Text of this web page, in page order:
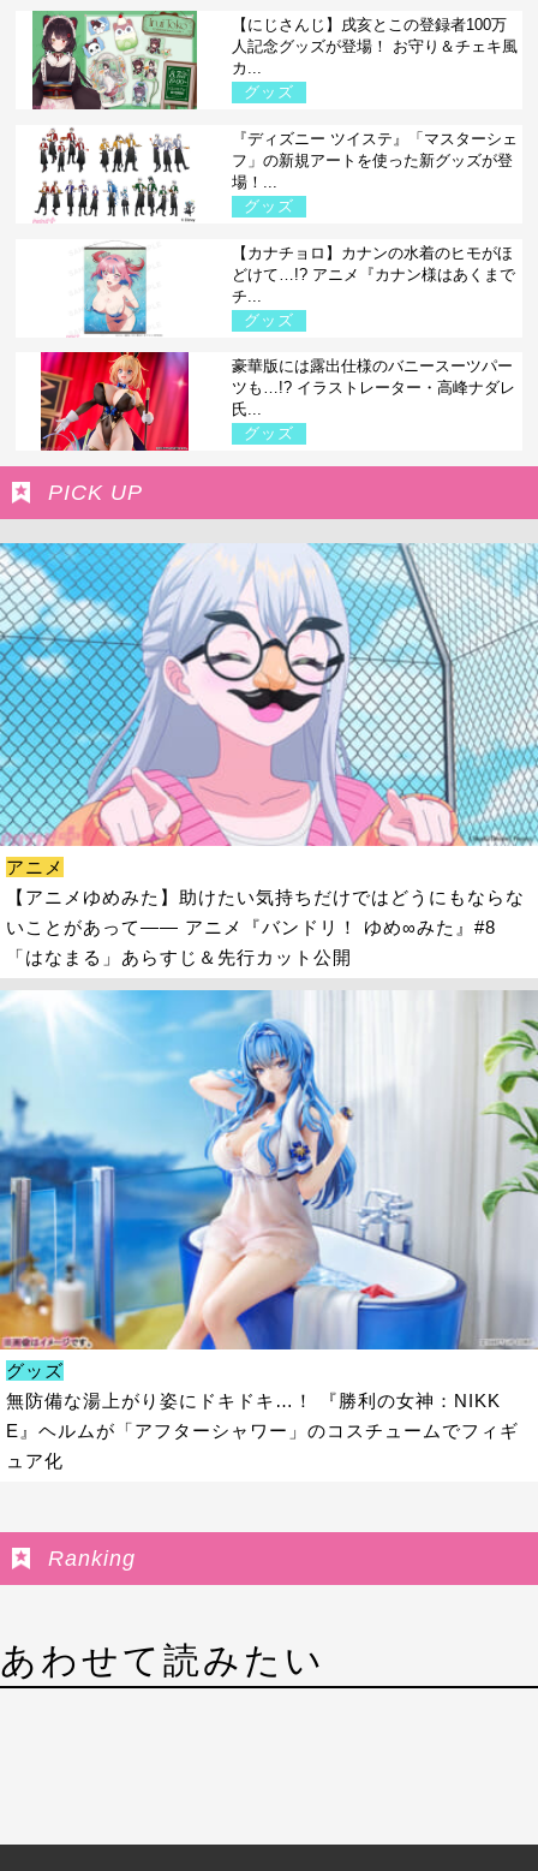
【にじさんじ】戌亥とこの登録者100万
人記念グッズが登場！ お守り＆チェキ風
カ...
グッズ
『ディズニー ツイステ』「マスターシェ
フ」の新規アートを使った新グッズが登
場！...
グッズ
【カナチョロ】カナンの水着のヒモがほ
どけて…!? アニメ『カナン様はあくまで
チ...
グッズ
豪華版には露出仕様のバニースーツパー
ツも…!? イラストレーター・高峰ナダレ
氏...
グッズ
PICK UP
アニメ
【アニメゆめみた】助けたい気持ちだけではどうにもならな
いことがあって―― アニメ『バンドリ！ ゆめ∞みた』#8
「はなまる」あらすじ＆先行カット公開
グッズ
無防備な湯上がり姿にドキドキ…！ 『勝利の女神：NIKK
E』ヘルムが「アフターシャワー」のコスチュームでフィギ
ュア化
Ranking
あわせて読みたい